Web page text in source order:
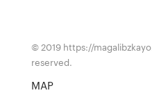
© 2019 https://
reserved.
MAP